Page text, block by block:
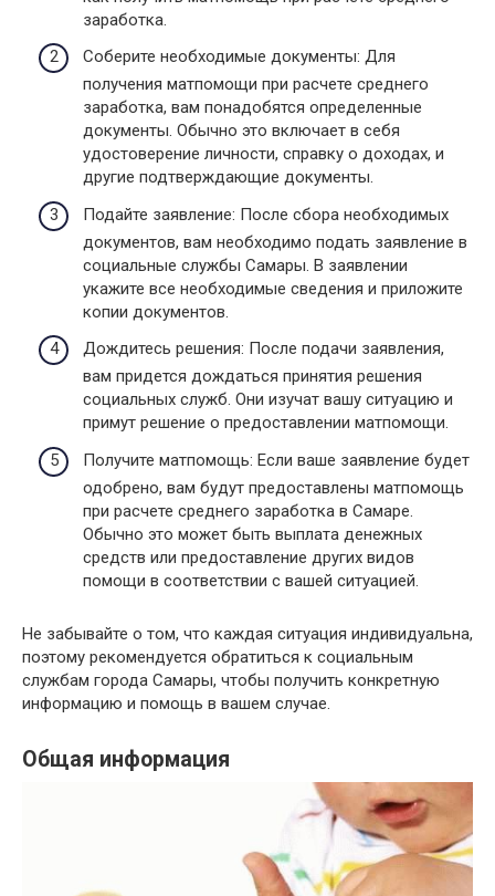
заработка.
Соберите необходимые документы: Для
получения матпомощи при расчете среднего
заработка, вам понадобятся определенные
документы. Обычно это включает в себя
удостоверение личности, справку о доходах, и
другие подтверждающие документы.
Подайте заявление: После сбора необходимых
документов, вам необходимо подать заявление в
социальные службы Самары. В заявлении
укажите все необходимые сведения и приложите
копии документов.
Дождитесь решения: После подачи заявления,
вам придется дождаться принятия решения
социальных служб. Они изучат вашу ситуацию и
примут решение о предоставлении матпомощи.
Получите матпомощь: Если ваше заявление будет
одобрено, вам будут предоставлены матпомощь
при расчете среднего заработка в Самаре.
Обычно это может быть выплата денежных
средств или предоставление других видов
помощи в соответствии с вашей ситуацией.
Не забывайте о том, что каждая ситуация индивидуальна,
поэтому рекомендуется обратиться к социальным
службам города Самары, чтобы получить конкретную
информацию и помощь в вашем случае.
Общая информация